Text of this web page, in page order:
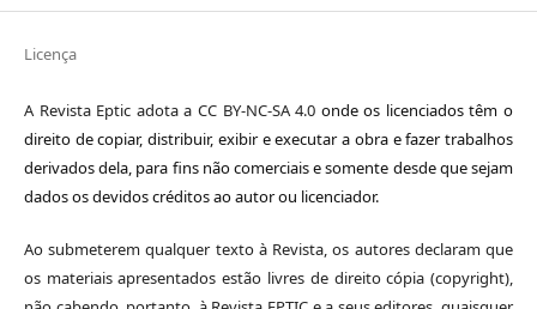
Licença
A Revista Eptic adota a CC BY-NC-SA 4.0 onde os licenciados têm o
direito de copiar, distribuir, exibir e executar a obra e fazer trabalhos
derivados dela, para fins não comerciais e somente desde que sejam
dados os devidos créditos ao autor ou licenciador.
Ao submeterem qualquer texto à Revista, os autores declaram que
os materiais apresentados estão livres de direito cópia (copyright),